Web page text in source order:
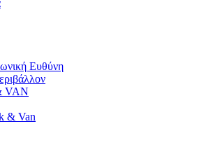
Ευθύνη
VAN
& Van